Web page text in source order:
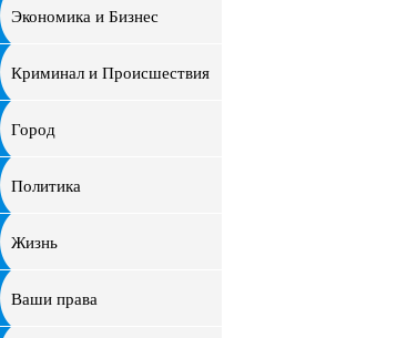
Экономика и Бизнес
Криминал и Происшествия
Город
Политика
Жизнь
Ваши права